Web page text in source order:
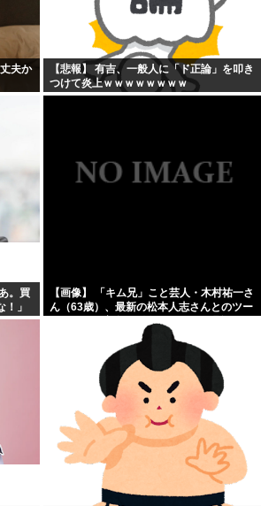
夫か
【悲報】 有吉、一般人に「ド正論」を叩き
つけて炎上ｗｗｗｗｗｗｗｗ
。買
」
そう
【画像】 「キム兄」こと芸人・木村祐一さ
ん（63歳）、最新の松本人志さんとのツー
ショットが完全に別人だとネット騒然！
「マジで誰かわからん」...